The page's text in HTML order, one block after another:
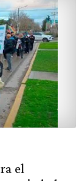
el